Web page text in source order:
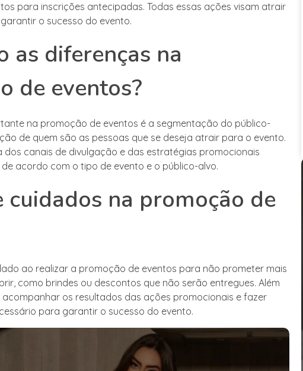
para inscrições antecipadas. Todas essas ações visam atrair
o sucesso do evento.
as diferenças na
de eventos?
na promoção de eventos é a segmentação do público-
de quem são as pessoas que se deseja atrair para o evento.
dos canais de divulgação e das estratégias promocionais
acordo com o tipo de evento e o público-alvo.
na promoção de
ao realizar a promoção de eventos para não prometer mais
como brindes ou descontos que não serão entregues. Além
acompanhar os resultados das ações promocionais e fazer
para garantir o sucesso do evento.